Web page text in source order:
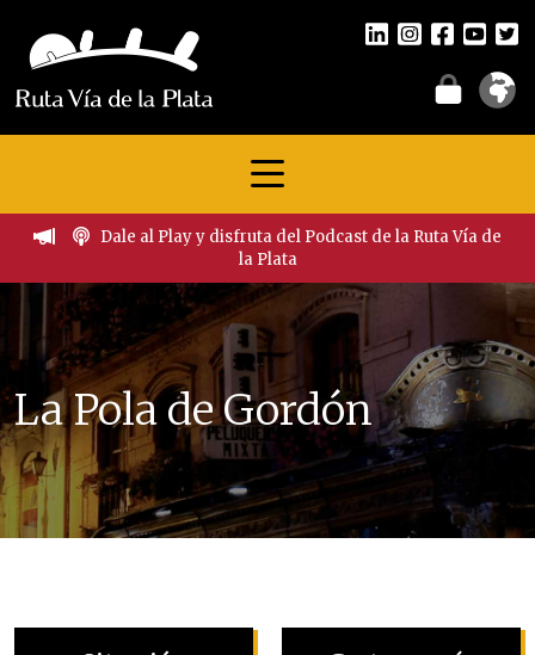
Dale al Play y disfruta del Podcast de la Ruta Vía de
la Plata
La Pola de Gordón